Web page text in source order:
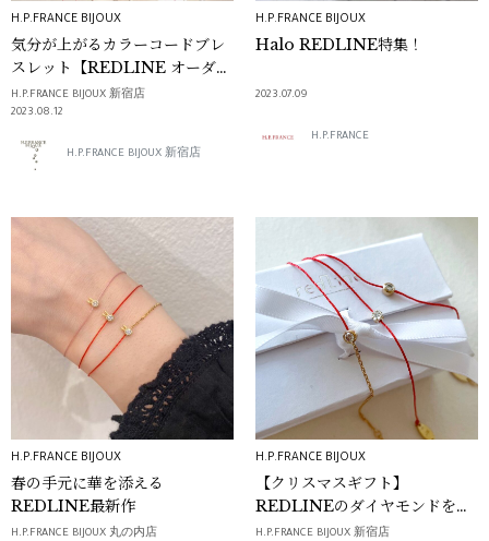
H.P.FRANCE BIJOUX
気分が上がるカラーコードブレ
スレット【REDLINE オーダー
会】
H.P.FRANCE BIJOUX 新宿店
2023.08.12
H.P.FRANCE BIJOUX 新宿店
H.P.FRANCE BIJOUX
Halo REDLINE特集！
2023.07.09
H.P.FRANCE
H.P.FRANCE BIJOUX
春の手元に華を添える
REDLINE最新作
H.P.FRANCE BIJOUX 丸の内店
H.P.FRANCE BIJOUX
【クリスマスギフト】
REDLINEのダイヤモンドを日
常に
H.P.FRANCE BIJOUX 新宿店